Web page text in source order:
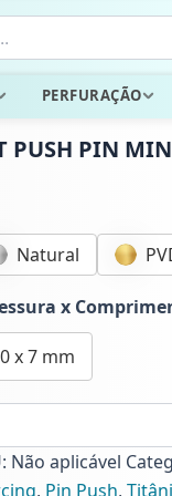
PERFURAÇÃO
PUSH PIN
Natural
x
x 7 mm
Não aplicável
, Pin Push,